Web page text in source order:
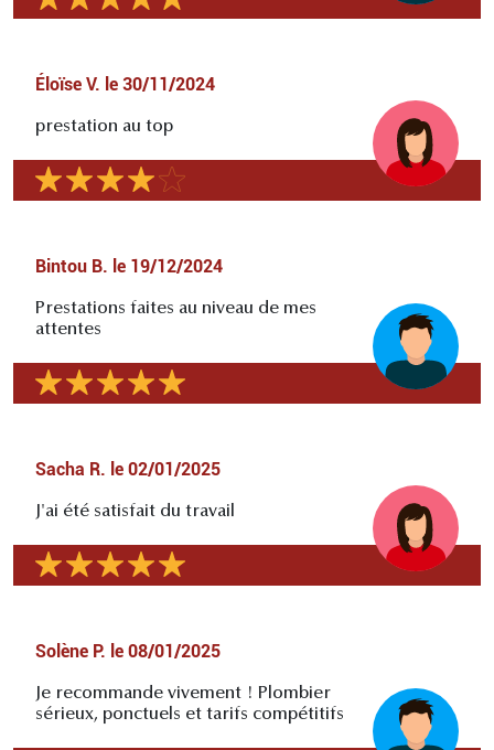
Éloïse V. le 30/11/2024
prestation au top
Bintou B. le 19/12/2024
Prestations faites au niveau de mes
attentes
Sacha R. le 02/01/2025
J'ai été satisfait du travail
Solène P. le 08/01/2025
Je recommande vivement ! Plombier
sérieux, ponctuels et tarifs compétitifs